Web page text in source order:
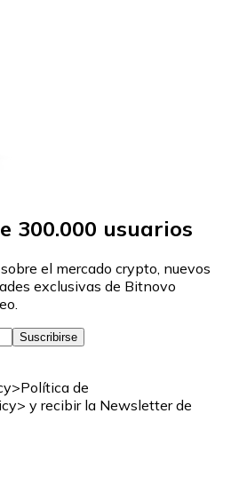
300.000 usuarios
el mercado crypto, nuevos
exclusivas de Bitnovo
Suscribirse
de
y recibir la Newsletter de